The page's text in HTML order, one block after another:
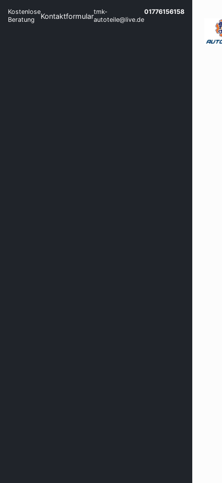
Kostenlose
Beratung
Kontaktformulartmk-
autoteile@live.de
01776156158